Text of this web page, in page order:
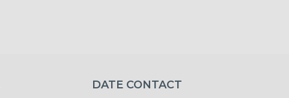
DATE CONTACT